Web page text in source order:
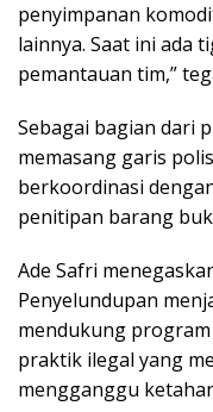
penyimpanan
lainnya. Saat ini ada
pemantauan tim,”
Sebagai bagian dari
memasang garis
berkoordinasi
penitipan barang
Ade Safri
Penyelundupan
mendukung
praktik ilegal yang
mengganggu